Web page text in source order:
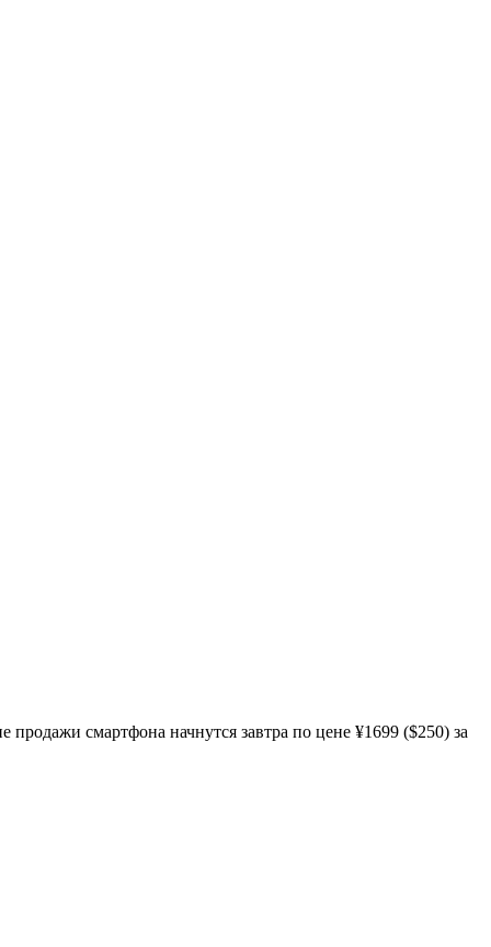
смартфона начнутся завтра по цене ¥1699 ($250) за